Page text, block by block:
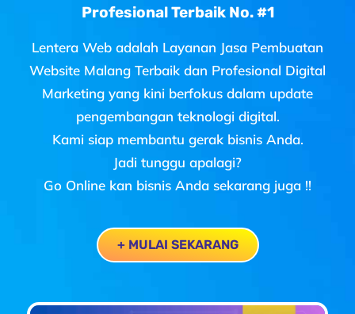
Profesional Terbaik No. #1
Lentera Web adalah Layanan Jasa Pembuatan
Website Malang Terbaik dan Profesional Digital
Marketing yang kini berfokus dalam update
pengembangan teknologi digital.
Kami siap membantu gerak bisnis Anda.
Jadi tunggu apalagi?
Go Online kan bisnis Anda sekarang juga !!
+ MULAI SEKARANG